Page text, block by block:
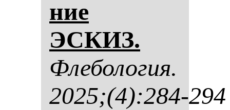
ние
ЭСКИЗ.
Фле­бо­ло­гия.
2025;(4):284-294